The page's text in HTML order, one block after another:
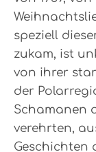
speziell
zukam, ist
von ihrer
der
Schamanen
verehrten,
Geschichten